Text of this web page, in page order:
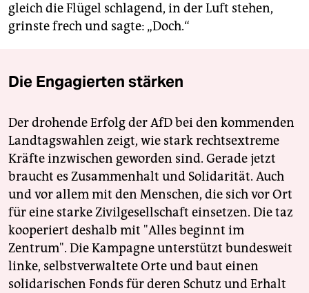
gleich die Flügel schlagend, in der Luft stehen,
grinste frech und sagte: „Doch.“
Die Engagierten stärken
Der drohende Erfolg der AfD bei den kommenden
Landtagswahlen zeigt, wie stark rechtsextreme
Kräfte inzwischen geworden sind. Gerade jetzt
braucht es Zusammenhalt und Solidarität. Auch
und vor allem mit den Menschen, die sich vor Ort
für eine starke Zivilgesellschaft einsetzen. Die taz
kooperiert deshalb mit "Alles beginnt im
Zentrum". Die Kampagne unterstützt bundesweit
linke, selbstverwaltete Orte und baut einen
solidarischen Fonds für deren Schutz und Erhalt